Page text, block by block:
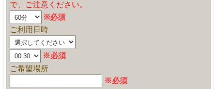
で、ご注意ください。
※必須
ご利用日時
※必須
ご希望場所
※必須